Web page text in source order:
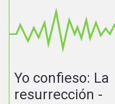
Yo confieso: La
resurrección -